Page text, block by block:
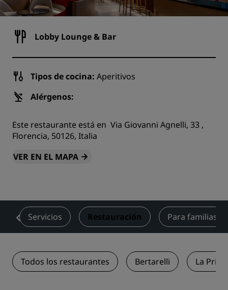
Lobby Lounge & Bar
Tipos de cocina: Aperitivos
Alérgenos:
Este restaurante está en Via Giovanni Agnelli, 33 ,
Florencia, 50126, Italia
VER EN EL MAPA
Servicios Restauración Para familias
Todos los restaurantes Bertarelli La